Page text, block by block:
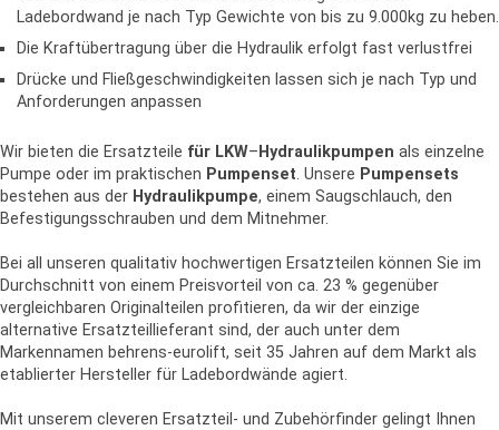
Ladebordwand je nach Typ Gewichte von bis zu 9.000kg zu heben.
Die Kraftübertragung über die Hydraulik erfolgt fast verlustfrei
Drücke und Fließgeschwindigkeiten lassen sich je nach Typ und
Anforderungen anpassen
Wir bieten die Ersatzteile für LKW– Hydraulikpumpen als einzelne
Pumpe oder im praktischen Pumpenset. Unsere Pumpensets
bestehen aus der Hydraulikpumpe, einem Saugschlauch, den
Befestigungsschrauben und dem Mitnehmer.
Bei all unseren qualitativ hochwertigen Ersatzteilen können Sie im
Durchschnitt von einem Preisvorteil von ca. 23 % gegenüber
vergleichbaren Originalteilen profitieren, da wir der einzige
alternative Ersatzteillieferant sind, der auch unter dem
Markennamen behrens-eurolift, seit 35 Jahren auf dem Markt als
etablierter Hersteller für Ladebordwände agiert.
Mit unserem cleveren Ersatzteil- und Zubehörfinder gelingt Ihnen